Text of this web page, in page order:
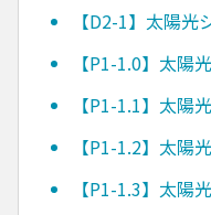
【D2-1】太陽光
【P1-1.0】太陽
【P1-1.1】太陽
【P1-1.2】太陽
【P1-1.3】太陽